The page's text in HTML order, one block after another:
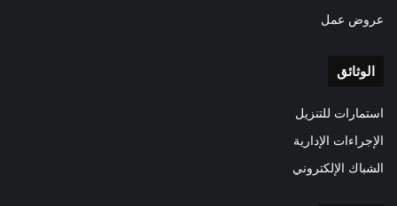
عروض عمل
الوثائق
استمارات للتنزيل
الإجراءات الإدارية
الشباك الإلكتروني